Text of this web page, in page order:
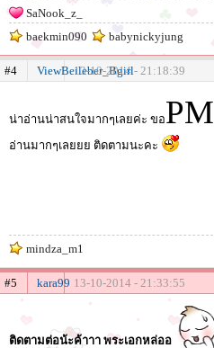
SaNook_z_
baekmin090
babynickyjung
#4 ViewBeileber_Bgirl
13-10-2014 - 21:18:39
น่าอ่านน่าสนใจมากๆเลยค่ะ ขอPM
อ่านมากๆเลยยย ติดตามนะคะ
mindza_m1
#5 kara99 13-10-2014 - 21:33:55
ติดตามต่อน้ะค้าาา พระเอกหล่ออ